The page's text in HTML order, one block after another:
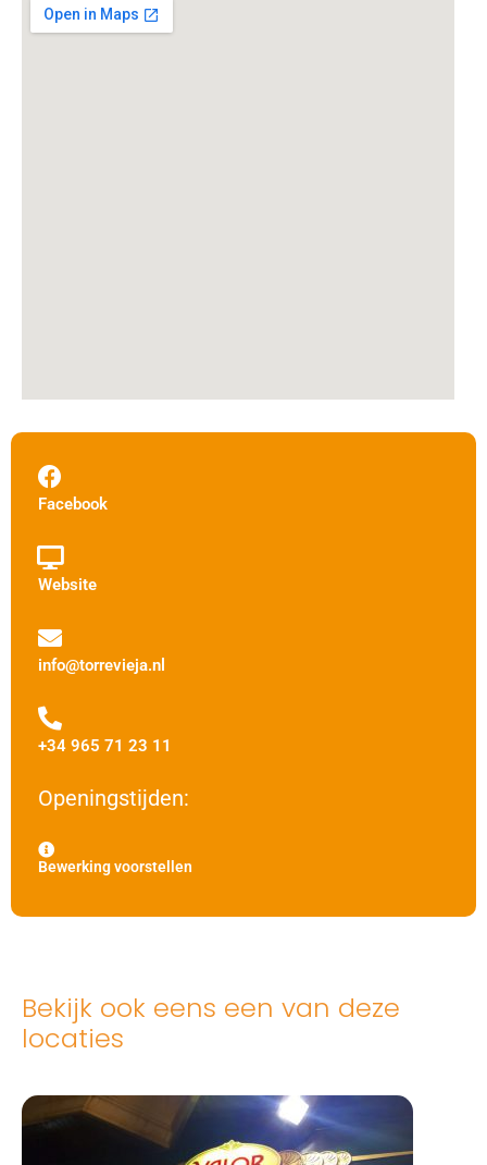
Facebook
Website
info@torrevieja.nl
+34 965 71 23 11
Openingstijden:
Bewerking voorstellen
Bekijk ook eens een van deze
locaties